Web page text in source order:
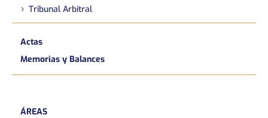
Tribunal Arbitral
Actas
Memorias y Balances
ÁREAS